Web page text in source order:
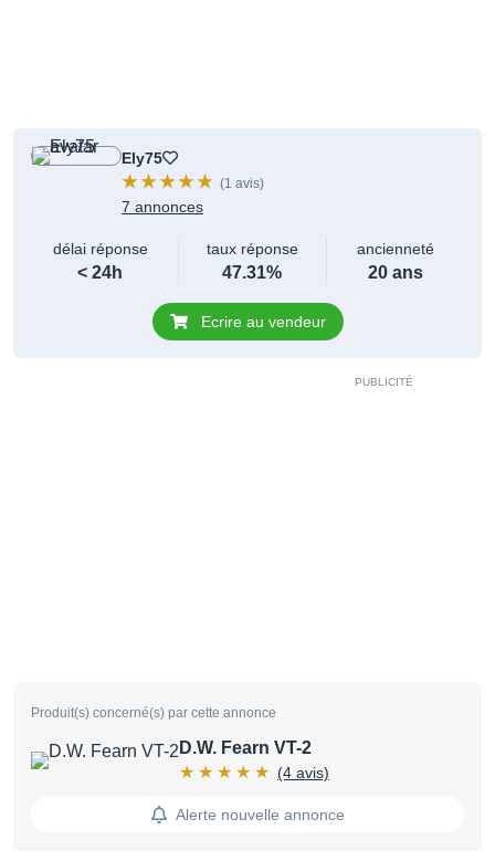
Ely75
(1 avis)
7 annonces
délai réponse
< 24h
taux réponse
47.31%
ancienneté
20 ans
Ecrire au vendeur
Produit(s) concerné(s) par cette annonce
D.W. Fearn VT-2
(4 avis)
Alerte nouvelle annonce